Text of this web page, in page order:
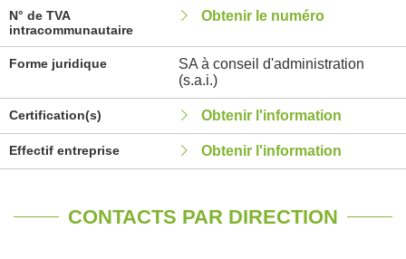
N° de TVA
intracommunautaire
Obtenir le numéro
Forme juridique
SA à conseil d'administration
(s.a.i.)
Certification(s) Obtenir l'information
Effectif entreprise Obtenir l'information
CONTACTS PAR DIRECTION